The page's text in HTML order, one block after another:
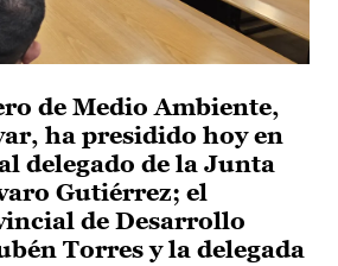
de Medio Ambiente,
ha presidido hoy en
delegado de la Junta
Gutiérrez; el
de Desarrollo
Torres y la delegada